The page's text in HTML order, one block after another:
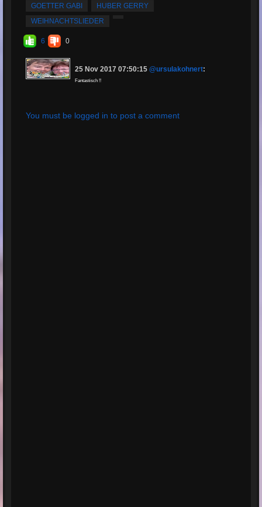
GOETTER GABI
HUBER GERRY
WEIHNACHTSLIEDER
6 0
25 Nov 2017 07:50:15 @ursulakohnert:
Fantastisch !!
You must be logged in to post a comment